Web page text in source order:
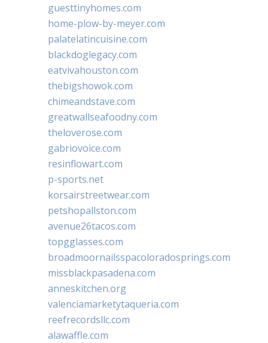
guesttinyhomes.com
home-plow-by-meyer.com
palatelatincuisine.com
blackdoglegacy.com
eatvivahouston.com
thebigshowok.com
chimeandstave.com
greatwallseafoodny.com
theloverose.com
gabriovoice.com
resinflowart.com
p-sports.net
korsairstreetwear.com
petshopallston.com
avenue26tacos.com
topgglasses.com
broadmoornailsspacoloradosprings.com
missblackpasadena.com
anneskitchen.org
valenciamarketytaqueria.com
reefrecordsllc.com
alawaffle.com